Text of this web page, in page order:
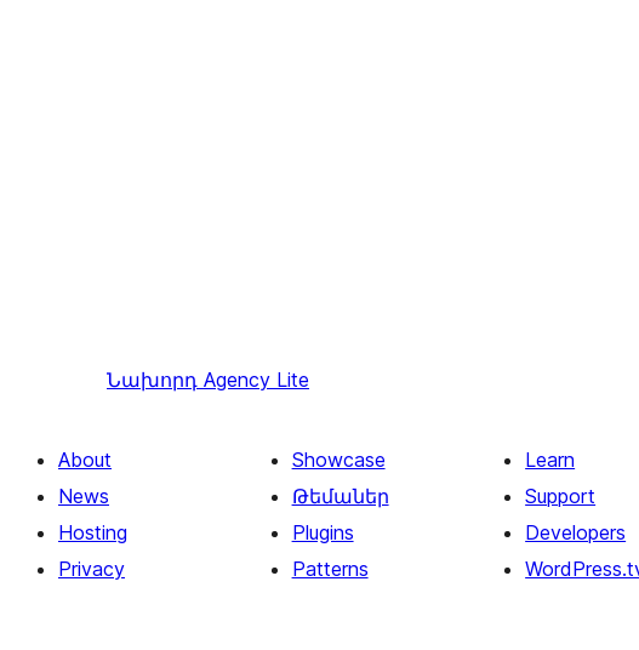
Նախորդ Agency Lite
About
News
Hosting
Privacy
Showcase
Թեմաներ
Plugins
Patterns
Learn
Support
Developers